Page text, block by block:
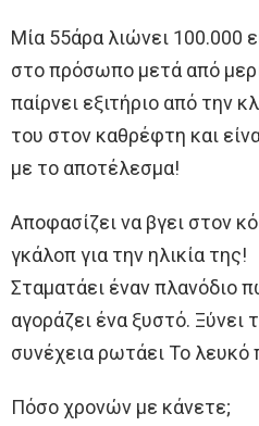
Μία 55άρα λιώνει 100.000
στο πρόσωπο μετά από
παίρνει εξιτήριο από την
του στον καθρέφτη και
με το αποτέλεσμα!
Αποφασίζει να βγει στον
γκάλοπ για την ηλικία της!
Σταματάει έναν πλανόδιο
αγοράζει ένα ξυστό. Ξύνει
συνέχεια ρωτάει Το λευκό
Πόσο χρονών με κάνετε;